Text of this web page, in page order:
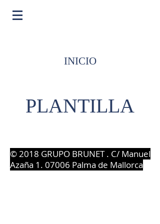
PLANTILLA
INICIO
© 2018 GRUPO BRUNET . C/ Manuel
Azaña 1. 07006 Palma de Mallorca